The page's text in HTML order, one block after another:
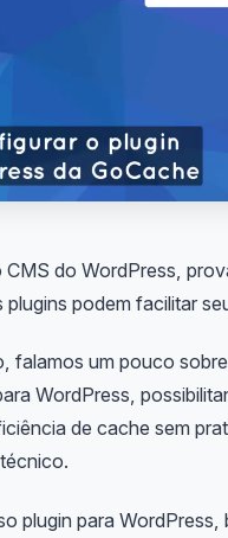
do WordPress,
podem facilitar
falamos um pouco
WordPress,
de cache sem
plugin para WordPress,